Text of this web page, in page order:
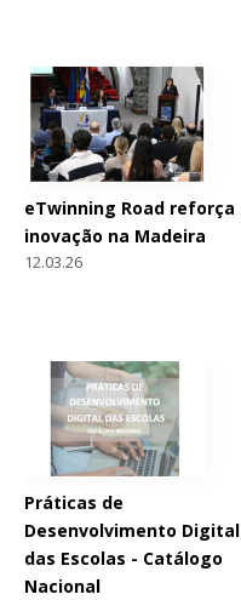
eTwinning Road reforça
inovação na Madeira
12.03.26
Práticas de
Desenvolvimento Digital
das Escolas - Catálogo
Nacional